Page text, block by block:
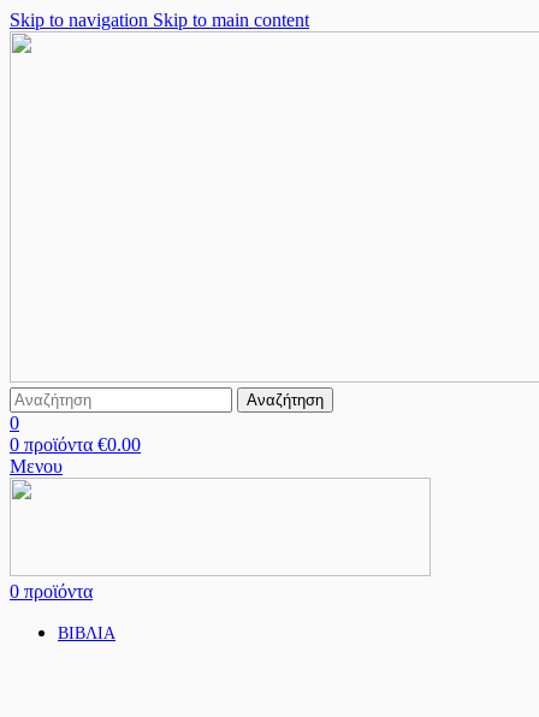
Skip to navigation Skip to main content
Αναζήτηση
0
0 προϊόντα €0.00
Μενου
0 προϊόντα
ΒΙΒΛΙΑ